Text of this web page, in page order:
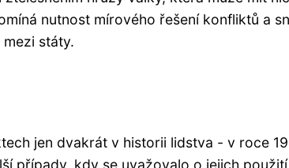
nutnost mírového řešení konfliktů a
státy.
jen dvakrát v historii lidstva - v roce
případy, kdy se uvažovalo o jejich